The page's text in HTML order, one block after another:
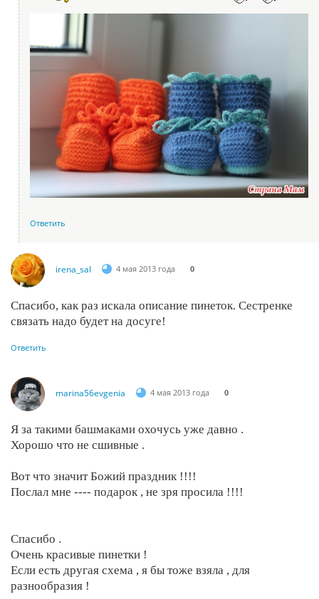
Ответить
irena_sal 4 мая 2013 года 0
Спасибо, как раз искала описание пинеток. Сестренке
связать надо будет на досуге!
Ответить
marina56evgenia 4 мая 2013 года 0
Я за такими башмаками охочусь уже давно .
Хорошо что не сшивные .
Вот что значит Божий праздник !!!!
Послал мне ---- подарок , не зря просила !!!!
Спасибо .
Очень красивые пинетки !
Если есть другая схема , я бы тоже взяла , для
разнообразия !